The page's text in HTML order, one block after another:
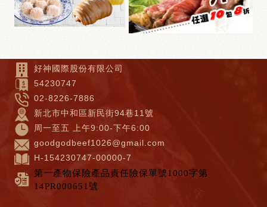
好神國際股份有限公司
54230747
02-8226-7886
新北市中和區新民街94巷11號
周一至五 上午9:00-下午6:00
goodgodbeef1026@gmail.com
H-154230747-00000-7
第一產物保險產品責任險保單號1000字第
14PR000651號